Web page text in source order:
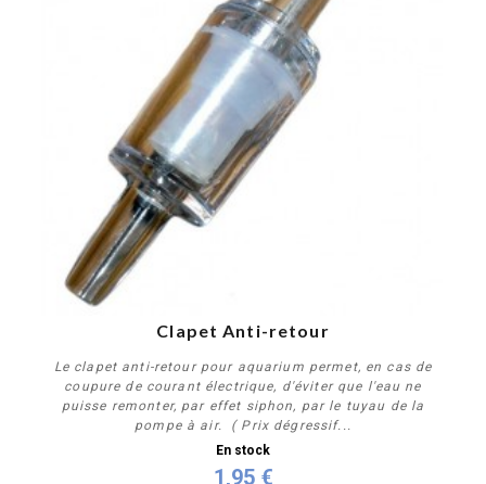
Clapet Anti-retour
Le clapet anti-retour pour aquarium permet, en cas de
coupure de courant électrique, d'éviter que l'eau ne
puisse remonter, par effet siphon, par le tuyau de la
pompe à air. ( Prix dégressif...
En stock
1,95 €